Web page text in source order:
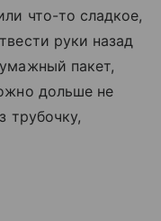
что-то сладкое,
руки назад
пакет,
дольше не
трубочку,